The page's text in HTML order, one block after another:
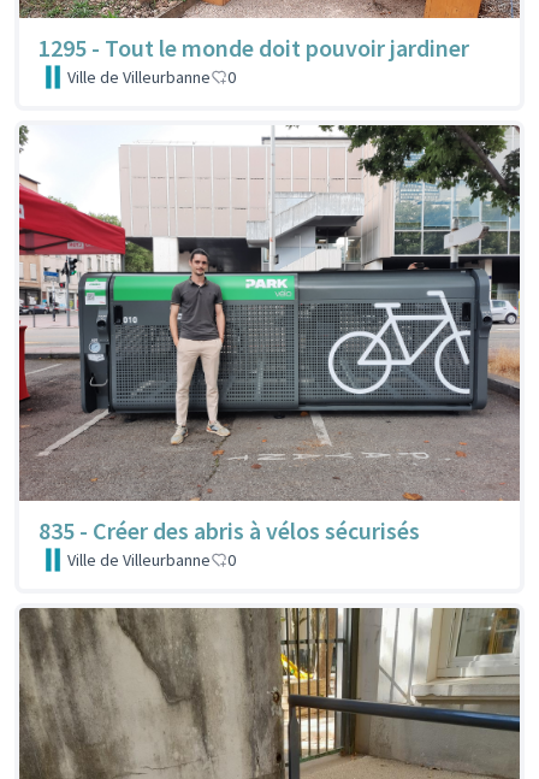
1295 - Tout le monde doit pouvoir jardiner
Ville de Villeurbanne 0
835 - Créer des abris à vélos sécurisés
Ville de Villeurbanne 0